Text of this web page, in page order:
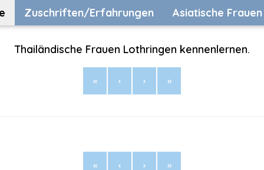
Zuschriften/Erfahrungen Asiatische Frauen
Thailändische Frauen Lothringen kennenlernen.
« ‹ › »
« ‹ › »